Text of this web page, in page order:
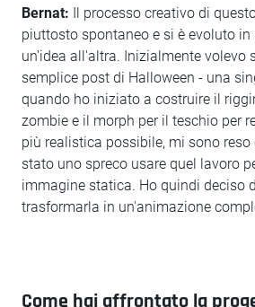
Bernat: Il processo creativo di
piuttosto spontaneo e si è evoluto
un'idea all'altra. Inizialmente volevo
semplice post di Halloween - una
quando ho iniziato a costruire il
zombie e il morph per il teschio per
più realistica possibile, mi sono reso
stato uno spreco usare quel lavoro
immagine statica. Ho quindi deciso
trasformarla in un'animazione
Come hai affrontato la